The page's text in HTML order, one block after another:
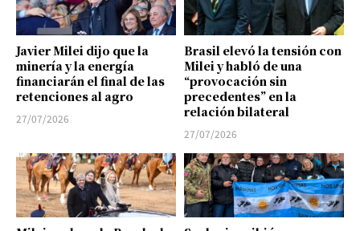
Javier Milei dijo que la
minería y la energía
financiarán el final de las
retenciones al agro
27/07/2026
Brasil elevó la tensión con
Milei y habló de una
“provocación sin
precedentes” en la
relación bilateral
27/07/2026